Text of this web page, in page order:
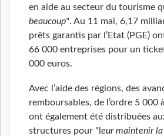
en aide au secteur du tourisme
beaucoup". Au 11 mai, 6,17
prêts garantis par l’Etat (PGE)
66 000 entreprises pour un
000 euros.
Avec l’aide des régions, des
remboursables, de l’ordre 5 000
ont également été distribuées
structures pour "leur maintenir la